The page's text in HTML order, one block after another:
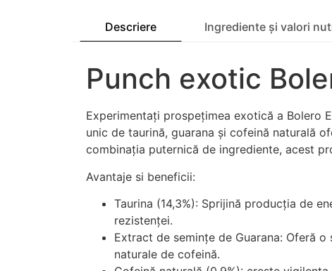
Descriere Ingrediente și valori
Punch exotic
Experimentați prospețimea exotică a Bolero
unic de taurină, guarana și cofeină naturală
combinația puternică de ingrediente, acest
Avantaje si beneficii:
Taurina (14,3%): Sprijină producția de
rezistenței.
Extract de semințe de Guarana: Oferă
naturale de cofeină.